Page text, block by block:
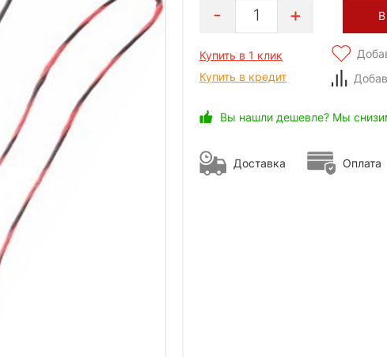
1
Купить в 1 клик
Купить в кредит
Вы нашли дешевле? Мы
Доставка Оплата